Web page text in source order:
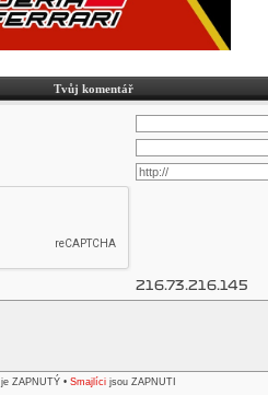
Tvůj komentář
216.73.216.145
je ZAPNUTÝ • Smajlíci jsou ZAPNUTI